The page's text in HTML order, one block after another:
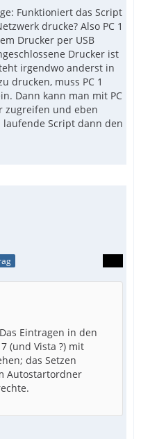
Funktioniert das Script
drucke? Also PC 1
Drucker per USB
Drucker ist
irgendwo anderst in
drucken, muss PC 1
Dann kann man mit PC
zugreifen und eben
laufende Script dann den
Eintragen in den
(und Vista ?) mit
das Setzen
Autostartordner